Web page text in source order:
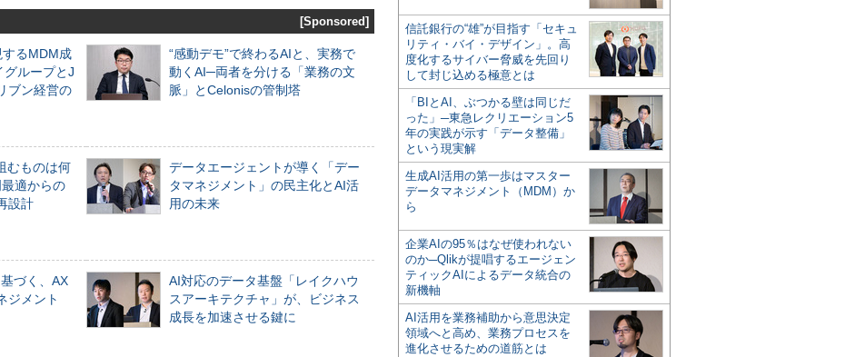
[Sponsored]
るMDM成
ループとJ
ブン経営の
“感動デモ”で終わるAIと、実務で
動くAI─両者を分ける「業務の文
脈」とCelonisの管制塔
むものは何
適からの
設計
データエージェントが導く「デー
タマネジメント」の民主化とAI活
用の未来
づく、AX
ジメント
AI対応のデータ基盤「レイクハウ
スアーキテクチャ」が、ビジネス
成長を加速させる鍵に
信託銀行の“雄”が目指す「セキュ
リティ・バイ・デザイン」。高
度化するサイバー脅威を先回り
して封じ込める極意とは
「BIとAI、ぶつかる壁は同じだ
った」─東急レクリエーション5
年の実践が示す「データ整備」
という現実解
生成AI活用の第一歩はマスター
データマネジメント（MDM）か
ら
企業AIの95％はなぜ使われない
のか─Qlikが提唱するエージェン
ティックAIによるデータ統合の
新機軸
AI活用を業務補助から意思決定
領域へと高め、業務プロセスを
進化させるための道筋とは